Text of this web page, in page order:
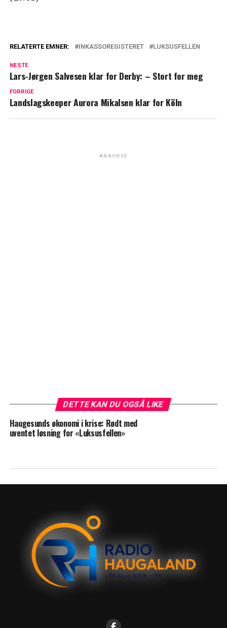
RELATERTE EMNER: INKASSOREGISTERET LUKSUSFELLEN
NESTE
Lars-Jørgen Salvesen klar for Derby: – Stort for meg
FORRIGE
Landslagskeeper Aurora Mikalsen klar for Köln
ANNONSE
DETTE KAN DU OGSÅ LIKE
Haugesunds økonomi i krise: Rødt med
uventet løsning for «Luksusfellen»